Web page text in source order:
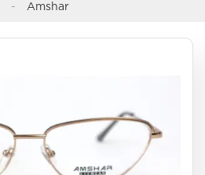
Amshar